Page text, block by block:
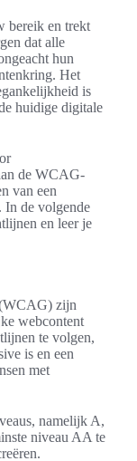
bereik en trekt
dat alle
hun
Het
is
huidige digitale
de WCAG-
van een
In de volgende
en leer je
zijn
webcontent
te volgen,
is en een
met
namelijk A,
niveau AA te